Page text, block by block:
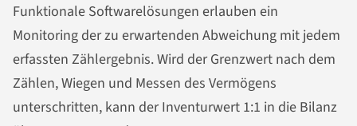
Funktionale Softwarelösungen erlauben ein
Monitoring der zu erwartenden Abweichung mit jedem
erfassten Zählergebnis. Wird der Grenzwert nach dem
Zählen, Wiegen und Messen des Vermögens
unterschritten, kann der Inventurwert 1:1 in die Bilanz